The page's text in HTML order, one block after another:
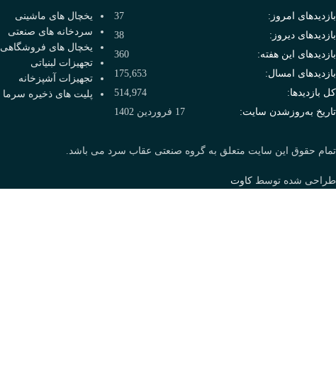
بازدیدهای امروز:
37
بازدیدهای دیروز:
38
بازدیدهای این هفته:
360
بازدیدهای امسال:
175,653
کل بازدیدها:
514,974
تاریخ به‌روزشدن سایت:
17 فروردین 1402
یخچال های ماشینی
سردخانه های صنعتی
یخچال های فروشگاهی
تجهیزات لبنیاتی
تجهیزات آشپزخانه
پلیت های ذخیره سرما
تمام حقوق این سایت متعلق به گروه صنعتی عقاب سرد می باشد.
طراحی شده توسط کاوت